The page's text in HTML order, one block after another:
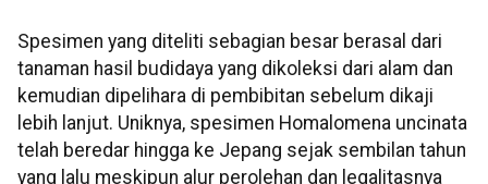
Spesimen yang diteliti sebagian besar berasal dari
tanaman hasil budidaya yang dikoleksi dari alam dan
kemudian dipelihara di pembibitan sebelum dikaji
lebih lanjut. Uniknya, spesimen Homalomena uncinata
telah beredar hingga ke Jepang sejak sembilan tahun
yang lalu meskipun alur perolehan dan legalitasnya